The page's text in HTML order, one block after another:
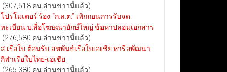
(307,518 คน อ่านข่าวนี้แล้ว)
โปรโมเตอร์ ร้อง “ก.ล.ต.” เพิกถอนการรับจด
ทะเบียน บ.สื่อโฆษณายักษ์ใหญ่ ข้อหาปลอมเอกสาร
(276,580 คน อ่านข่าวนี้แล้ว)
ส.เรือใบ ต้อนรับ สหพันธ์เรือใบเอเชีย หารือพัฒนา
กีฬาเรือใบไทย-เอเชีย
(265,380 คน อ่านข่าวนี้แล้ว)